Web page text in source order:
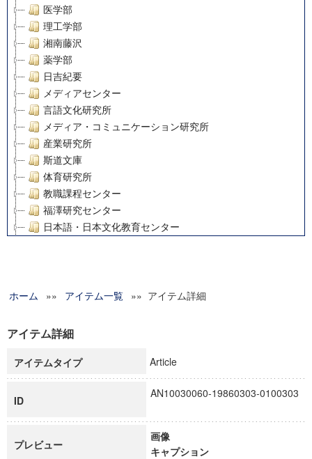
医学部
理工学部
湘南藤沢
薬学部
日吉紀要
メディアセンター
言語文化研究所
メディア・コミュニケーション研究所
産業研究所
斯道文庫
体育研究所
教職課程センター
福澤研究センター
日本語・日本文化教育センター
グローバルリサーチインスティテュート
科学研究費補助金研究成果報告書
慶應義塾大学グローバルCOEプログラム市民社会ガバナンス
慶應義塾大学グローバルCOEプログラム論理と感性の先端的
博士課程教育リーディングプログラム「超成熟社会発展のサ
ホーム »» アイテム一覧 »» アイテム詳細
アイテム詳細
アイテムタイプ Article
ID
AN10030060-19860303-0100303
プレビュー
画像
キャプション